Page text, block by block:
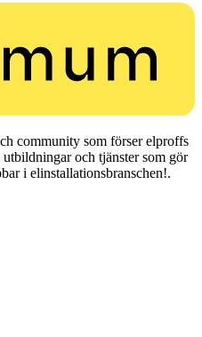
community som förser elproffs
och tjänster som gör
i elinstallationsbranschen!.